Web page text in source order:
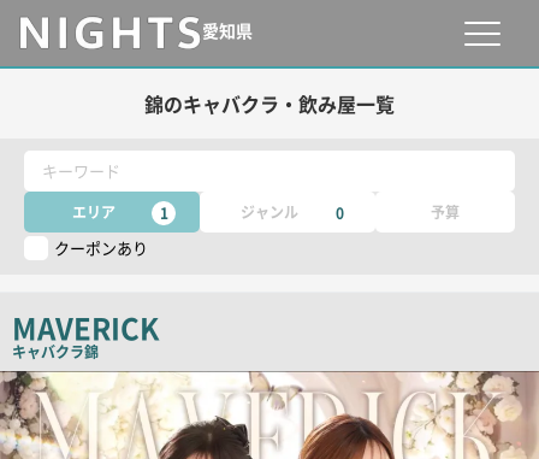
愛知県
錦のキャバクラ・飲み屋一覧
キーワード
エリア 1 ジャンル 0 予算
クーポンあり
MAVERICK
キャバクラ錦
店
舗
PR
画
像